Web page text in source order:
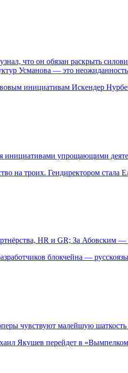
что он обязан раскрыть
Усманова — это
инициативам Искендер
инициативами упрощающими
на троих. Гендиректором стала
HR и GR; За Абовским
блокчейна —
чувствуют малейшую
Якушев перейдет в «Вымпелком»